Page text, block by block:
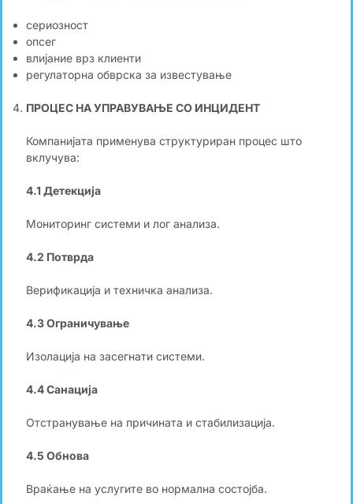
сериозност
опсег
влијание врз клиенти
регулаторна обврска за известување
ПРОЦЕС НА УПРАВУВАЊЕ СО ИНЦИДЕНТ
Компанијата применува структуриран процес што
вклучува:
4.1 Детекција
Мониторинг системи и лог анализа.
4.2 Потврда
Верификација и техничка анализа.
4.3 Ограничување
Изолација на засегнати системи.
4.4 Санација
Отстранување на причината и стабилизација.
4.5 Обнова
Враќање на услугите во нормална состојба.